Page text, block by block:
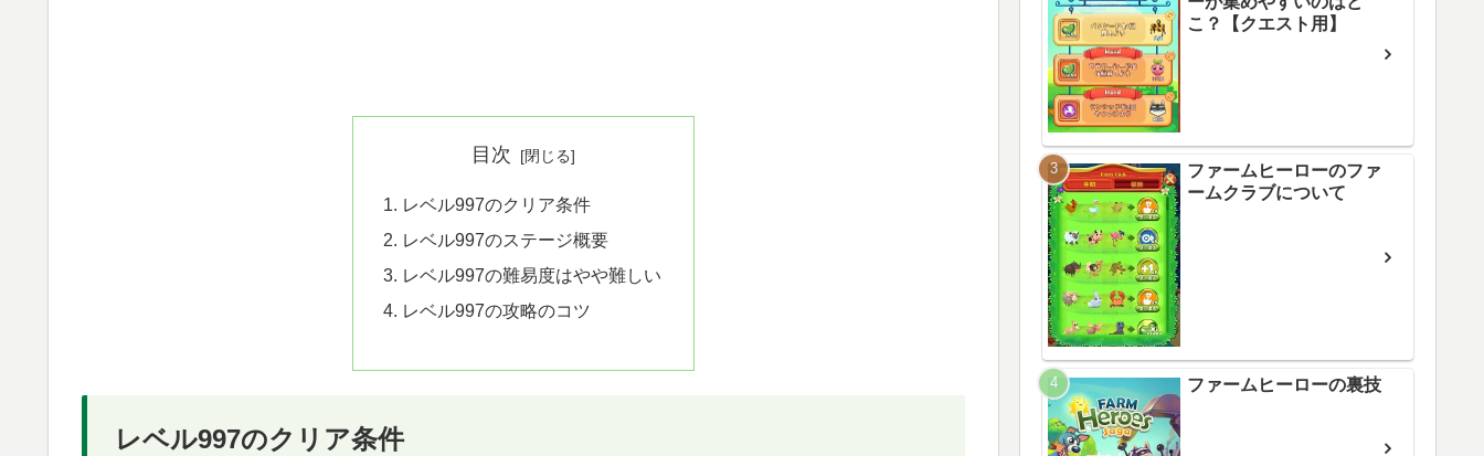
目次
レベル997のクリア条件
レベル997のステージ概要
レベル997の難易度はやや難しい
レベル997の攻略のコツ
レベル997のクリア条件
こ？【クエスト用】
ファームヒーローのファ
ームクラブについて
ファームヒーローの裏技